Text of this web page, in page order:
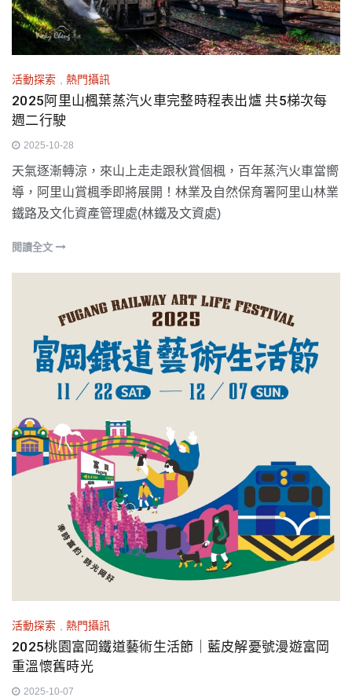
活動探索 熱門攝訊
2025阿里山楓葉蒸汽火車完整時程表出爐 共5梯次每
週二行駛
2025-10-28
天氣逐漸轉涼，來山上走走跟秋賞個楓，百年蒸汽火車當嚮
導，阿里山賞楓季即將展開！林業及自然保育署阿里山林業
鐵路及文化資產管理處(林鐵及文資處)
閱讀全文
活動探索 熱門攝訊
2025​桃園富岡鐵道藝術生活節｜藍皮解憂號漫遊富岡
重溫懷舊時光
2025-10-07